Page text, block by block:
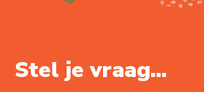
Stel je vraag...